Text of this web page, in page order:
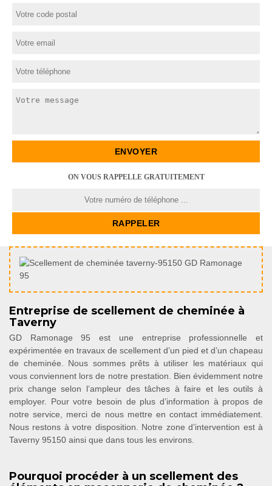
ON VOUS RAPPELLE GRATUITEMENT
Entreprise de scellement de cheminée à
Taverny
GD Ramonage 95 est une entreprise professionnelle et
expérimentée en travaux de scellement d’un pied et d’un chapeau
de cheminée. Nous sommes prêts à utiliser les matériaux qui
vous conviennent lors de notre prestation. Bien évidemment notre
prix change selon l’ampleur des tâches à faire et les outils à
employer. Pour votre besoin de plus d’information à propos de
notre service, merci de nous mettre en contact immédiatement.
Nous restons à votre disposition. Notre zone d’intervention est à
Taverny 95150 ainsi que dans tous les environs.
Pourquoi procéder à un scellement des